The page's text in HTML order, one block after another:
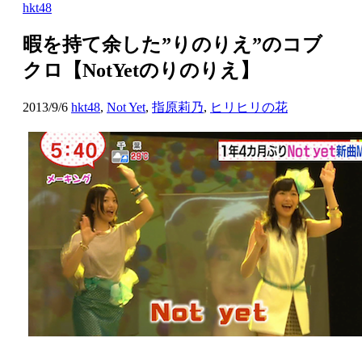
hkt48
暇を持て余した”りのりえ”のコブ
クロ【NotYetのりのりえ】
2013/9/6 hkt48, Not Yet, 指原莉乃, ヒリヒリの花